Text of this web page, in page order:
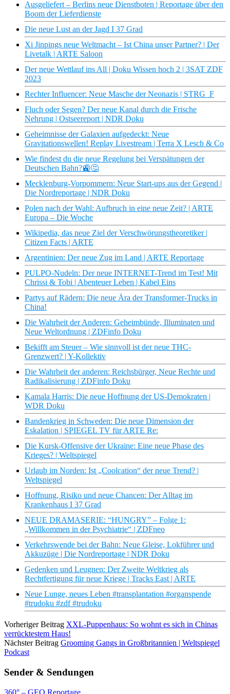
Ausgeliefert – Berlins neue Dienstboten | Reportage über den
Boom der Lieferdienste
Die neue Lust an der Jagd I 37 Grad
Xi Jinpings neue Weltmacht – Ist China unser Partner? | Der
Livetalk | ARTE Saloon
Der neue Wettlauf ins All | Doku Wissen hoch 2 | 3SAT ZDF
2023
Rechter Influencer: Neue Masche der Neonazis | STRG_F
Fluch oder Segen? Der neue Kanal durch die Frische
Nehrung | Ostseereport | NDR Doku
Geheimnisse der Galaxien aufgedeckt: Neue
Gravitationswellen! Replay Livestream | Terra X Lesch & Co
Wie findest du die neue Regelung bei Verspätungen der
Deutschen Bahn?🚉🤔
Mecklenburg-Vorpommern: Neue Start-ups aus der Gegend |
Die Nordreportage | NDR Doku
Polen nach der Wahl: Aufbruch in eine neue Zeit? | ARTE
Europa – Die Woche
Wikipedia, das neue Ziel der Verschwörungstheoretiker |
Citizen Facts | ARTE
Argentinien: Der neue Zug im Land | ARTE Reportage
PULPO-Nudeln: Der neue INTERNET-Trend im Test! Mit
Chrissi & Tobi | Abenteuer Leben | Kabel Eins
Partys auf Rädern: Die neue Ära der Transformer-Trucks in
China!
Die Wahrheit der Anderen: Geheimbünde, Illuminaten und
Neue Weltordnung | ZDFinfo Doku
Bekifft am Steuer – Wie sinnvoll ist der neue THC-
Grenzwert? | Y-Kollektiv
Die Wahrheit der anderen: Reichsbürger, Neue Rechte und
Radikalisierung | ZDFinfo Doku
Kamala Harris: Die neue Hoffnung der US-Demokraten |
WDR Doku
Bandenkrieg in Schweden: Die neue Dimension der
Eskalation | SPIEGEL TV für ARTE Re:
Die Kursk-Offensive der Ukraine: Eine neue Phase des
Krieges? | Weltspiegel
Urlaub im Norden: Ist „Coolcation“ der neue Trend? |
Weltspiegel
Hoffnung, Risiko und neue Chancen: Der Alltag im
Krankenhaus I 37 Grad
NEUE DRAMASERIE: “HUNGRY” – Folge 1:
„Willkommen in der Psychiatrie“ | ZDFneo
Verkehrswende bei der Bahn: Neue Gleise, Lokführer und
Akkuzüge | Die Nordreportage | NDR Doku
Gedenken und Leugnen: Der Zweite Weltkrieg als
Rechtfertigung für neue Kriege | Tracks East | ARTE
Neue Lunge, neues Leben #transplantation #organspende
#trudoku #zdf #trudoku
Vorheriger Beitrag XXL-Puppenhaus: So wohnt es sich in Chinas
verrücktestem Haus!
Nächster Beitrag Grooming Gangs in Großbritannien | Weltspiegel
Podcast
Sender & Sendungen
360° – GEO Reportage